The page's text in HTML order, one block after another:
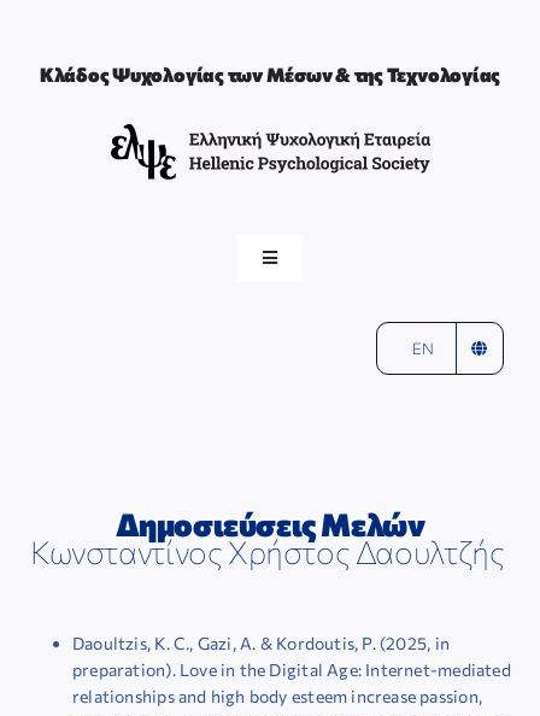
περιεχόμενο
Κλάδος Ψυχολογίας των Μέσων & της Τεχνολογίας
Toggle
ΕΠΙΣΤΗΜΟΝΙΚΕΣ ΕΚΔΗΛΩΣΕΙΣ
ΣΥΝΔΕΣΜΟΙ
EN
Δημοσιεύσεις Μελών
Κωνσταντίνος Χρήστος Δαουλτζής
Daoultzis, K. C., Gazi, A. & Kordoutis, P. (2025, in
preparation). Love in the Digital Age: Internet-mediated
relationships and high body esteem increase passion,